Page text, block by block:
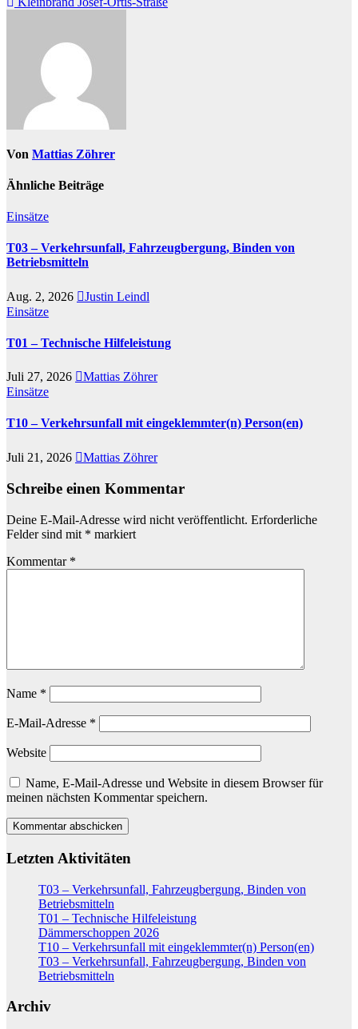
Von Mattias Zöhrer
Ähnliche Beiträge
Einsätze
T03 – Verkehrsunfall, Fahrzeugbergung, Binden von
Betriebsmitteln
Aug. 2, 2026
Justin Leindl
Einsätze
T01 – Technische Hilfeleistung
Juli 27, 2026
Mattias Zöhrer
Einsätze
T10 – Verkehrsunfall mit eingeklemmter(n) Person(en)
Juli 21, 2026 Mattias Zöhrer
Schreibe einen Kommentar
Deine E-Mail-Adresse wird nicht veröffentlicht. Erforderliche
Felder sind mit * markiert
Kommentar *
Name *
E-Mail-Adresse *
Website
Name, E-Mail-Adresse und Website in diesem Browser für
meinen nächsten Kommentar speichern.
Letzten Aktivitäten
T03 – Verkehrsunfall, Fahrzeugbergung, Binden von
Betriebsmitteln
T01 – Technische Hilfeleistung
Dämmerschoppen 2026
T10 – Verkehrsunfall mit eingeklemmter(n) Person(en)
T03 – Verkehrsunfall, Fahrzeugbergung, Binden von
Betriebsmitteln
Archiv